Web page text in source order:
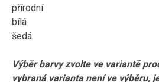
přírodní
bílá
šedá
Výběr barvy zvolte ve variantě
vybraná varianta není ve výběru,